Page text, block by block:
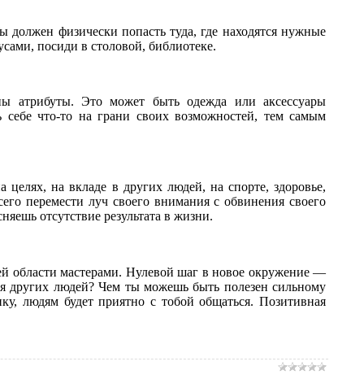
физически попасть туда, где находятся нужные
посиди в столовой, библиотеке.
атрибуты. Это может быть одежда или аксессуары
себе что-то на грани своих возможностей, тем самым
на вкладе в других людей, на спорте, здоровье,
перемести луч своего внимания с обвинения своего
отсутствие результата в жизни.
области мастерами. Нулевой шаг в новое окружение —
других людей? Чем ты можешь быть полезен сильному
людям будет приятно с тобой общаться. Позитивная